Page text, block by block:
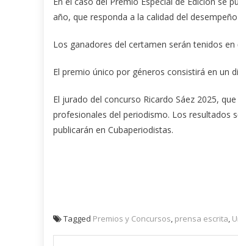
año, que responda a la calidad del
Los ganadores del certamen serán tenidos
El premio único por géneros consistirá en un
El jurado del concurso Ricardo Sáez 2025,
profesionales del periodismo. Los resultados
publicarán en Cubaperiodistas.
Tagged Premios y Concursos, prensa escrita,